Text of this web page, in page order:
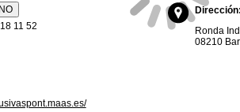
11 52
Ronda
08210